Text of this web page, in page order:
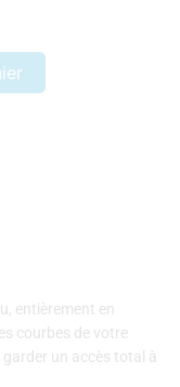
entièrement en
courbes de votre
un accès total à